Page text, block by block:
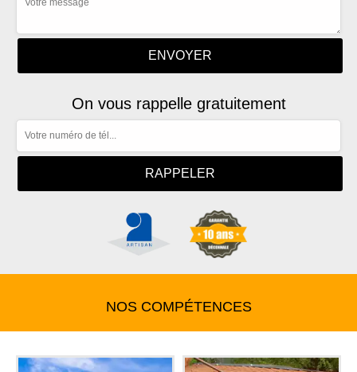
On vous rappelle gratuitement
NOS COMPÉTENCES